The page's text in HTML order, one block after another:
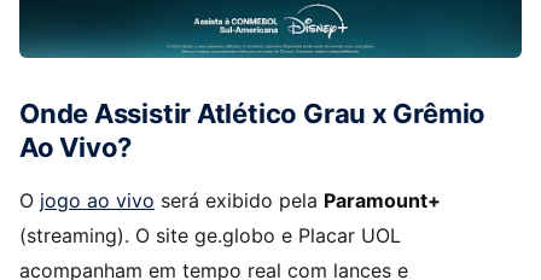
Onde Assistir Atlético Grau x Grêmio
Ao Vivo?
O jogo ao vivo será exibido pela Paramount+
(streaming). O site ge.globo e Placar UOL
acompanham em tempo real com lances e